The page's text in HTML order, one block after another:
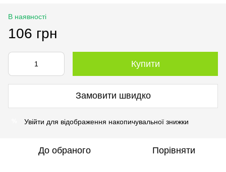
В наявності
106 грн
Купити
Замовити швидко
Увійти для відображення накопичувальної знижки
До обраного Порівняти